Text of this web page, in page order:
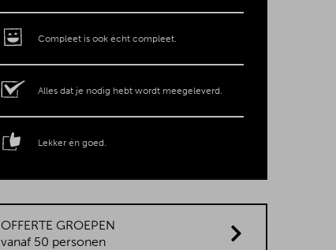
Compleet is ook écht compleet.
Alles dat je nodig hebt wordt meegeleverd.
Lekker én goed.
OFFERTE GROEPEN
vanaf 50 personen